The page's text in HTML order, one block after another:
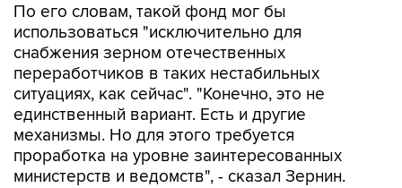
По его словам, такой фонд мог бы
использоваться "исключительно для
снабжения зерном отечественных
переработчиков в таких нестабильных
ситуациях, как сейчас". "Конечно, это не
единственный вариант. Есть и другие
механизмы. Но для этого требуется
проработка на уровне заинтересованных
министерств и ведомств", - сказал Зернин.